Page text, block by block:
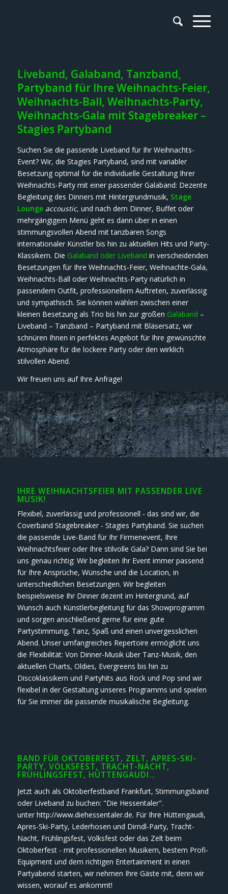
Liveband, Galaband, Tanzband,
Partyband für Ihre Weihnachts-Feier,
Weihnachts-Ball, Weihnachts-Party,
Weihnachts-Gala mit Stagebreaker –
Stagies Partyband
Suchen Sie die passende Liveband für Ihr Weihnachts-
Event? Wir, die Stagies Partyband, sind mit variabler
Besetzung optimal für die individuelle Gestaltung Ihrer
Weihnachts-Party mit einer passender Galaband: Dezente
Begleitung des Dinners mit Hintergrundmusik, Stage
Lounge accoustic, und nach dem Dinner, Buffet oder
mehrgängigem Menü geht es dann über in einen
stimmungsvollen Abend mit tanzbaren Songs
internationaler Künstler bis hin zu aktuellen Hits und Party-
Klassikern. Die Galaband oder Liveband in verscheidenden
Besetzungen für Ihre Weihnachts-Feier, Weihnachte-Gala,
Weihnachts-Ball oder Weihnachts-Party natürlich in
passendem Outfit, professionellem Auftreten, zuverlässig
und sympathisch. Sie können wählen zwischen einer
kleinen Besetzung als Trio bis hin zur großen Galaband –
Liveband – Tanzband – Partyband mit Bläsersatz, wir
schnüren Ihnen in perfektes Angebot für Ihre gewünschte
Atmosphäre für die lockere Party oder den wirklich
stilvollen Abend.
Wir freuen uns auf Ihre Anfrage!
IHRE WEIHNACHTSFEIER MIT PASSENDER LIVE
MUSIK!
Flexibel, zuverlässig und professionell - das sind wir, die
Coverband Stagebreaker - Stagies Partyband. Sie suchen
die passende Live-Band für Ihr Firmenevent, Ihre
Weihnachtsfeier oder Ihre stilvolle Gala? Dann sind Sie bei
uns genau richtig: Wir begleiten Ihr Event immer passend
für Ihre Ansprüche, Wünsche und die Location, in
unterschiedlichen Besetzungen. Wir begleiten
beispielsweise Ihr Dinner dezent im Hintergrund, auf
Wunsch auch Künstlerbegleitung für das Showprogramm
und sorgen anschließend gerne für eine gute
Partystimmung, Tanz, Spaß und einen unvergesslichen
Abend. Unser umfangreiches Repertoire ermöglicht uns
die Flexibilität: Von Dinner-Musik über Tanz-Musik, den
aktuellen Charts, Oldies, Evergreens bis hin zu
Discoklassikern und Partyhits aus Rock und Pop sind wir
flexibel in der Gestaltung unseres Programms und spielen
für Sie immer die passende musikalische Begleitung.
BAND FÜR OKTOBERFEST, ZELT, APRES-SKI-
PARTY, VOLKSFEST, TRACHT-NACHT,
FRÜHLINGSFEST, HÜTTENGAUDI…
Jetzt auch als Oktoberfestband Frankfurt, Stimmungsband
oder Liveband zu buchen: "Die Hessentaler".
unter http://www.diehessentaler.de. Für Ihre Hüttengaudi,
Apres-Ski-Party, Lederhosen und Dirndl-Party, Tracht-
Nacht, Frühlingsfest, Volksfest oder das Zelt beim
Oktoberfest - mit professionellen Musikern, bestem Profi-
Equipment und dem richtigen Entertainment in einen
Partyabend starten, wir nehmen Ihre Gäste mit, denn wir
wissen, worauf es ankommt!